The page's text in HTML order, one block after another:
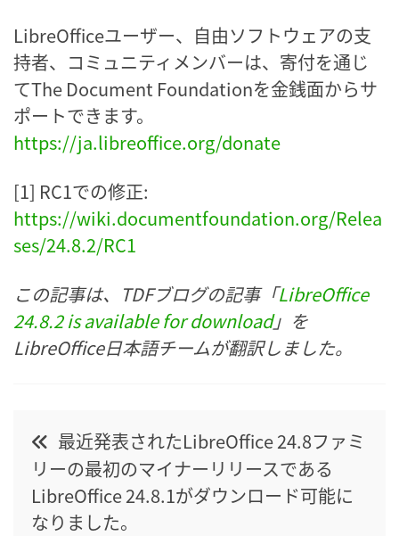
LibreOfficeユーザー、自由ソフトウェアの支
持者、コミュニティメンバーは、寄付を通じ
てThe Document Foundationを金銭面からサ
ポートできます。
https://ja.libreoffice.org/donate
[1] RC1での修正:
https://wiki.documentfoundation.org/Relea
ses/24.8.2/RC1
この記事は、TDFブログの記事「LibreOffice
24.8.2 is available for download」を
LibreOffice日本語チームが翻訳しました。
Post
navigation
最近発表されたLibreOffice 24.8ファミ
リーの最初のマイナーリリースである
LibreOffice 24.8.1がダウンロード可能に
なりました。